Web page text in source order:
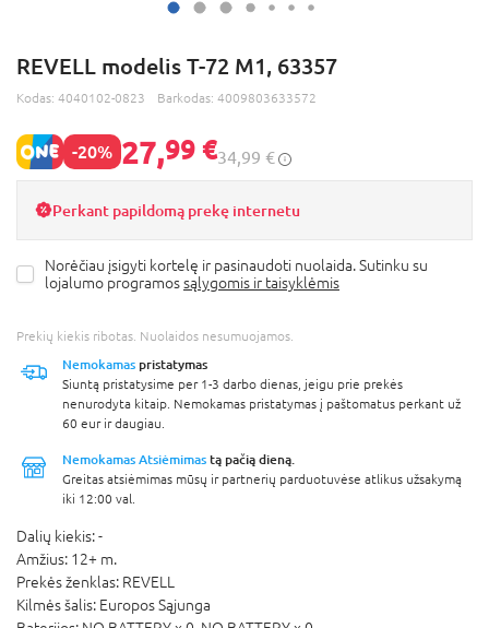
REVELL modelis T-72 M1, 63357
Kodas: 4040102-0823 Barkodas: 4009803633572
-20% 27,99 €34,99 €
Perkant papildomą prekę internetu
Norėčiau įsigyti kortelę ir pasinaudoti nuolaida. Sutinku su
lojalumo programossąlygomis ir taisyklėmis
Prekių kiekis ribotas. Nuolaidos nesumuojamos.
Nemokamas pristatymas
Siuntą pristatysime per 1-3 darbo dienas, jeigu prie prekės
nenurodyta kitaip. Nemokamas pristatymas į paštomatus perkant už
60 eur ir daugiau.
Nemokamas Atsiėmimas tą pačią dieną.
Greitas atsiėmimas mūsų ir partnerių parduotuvėse atlikus užsakymą
iki 12:00 val.
Dalių kiekis:-
Amžius: 12+ m.
Prekės ženklas: REVELL
Kilmės šalis: Europos Sąjunga